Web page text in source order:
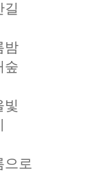
길
밤
숲
빛
으로